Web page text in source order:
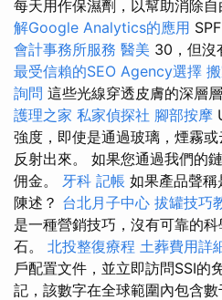
每天用作保濕劑，以幫助消除自
解Google Analytics的應用 SPF
會計事務所服務 醫美 30，但沒
最受信賴的SEO Agency選擇
詢問 這些光線穿透皮膚的深層
護理之家 私家偵探社 腳部按摩
強度，即使是通過玻璃，煙霧
反射出來。 如果您通過我們的
佣金。 牙科 記帳 如果產品聲
陳述？ 台北月子中心 拔罐技巧
是一種營銷技巧，沒有可靠的
石。 北投整復療程 土葬費用詳
戶配置文件，並立即訪問SSI的
記，該數字在全球範圍內包含數